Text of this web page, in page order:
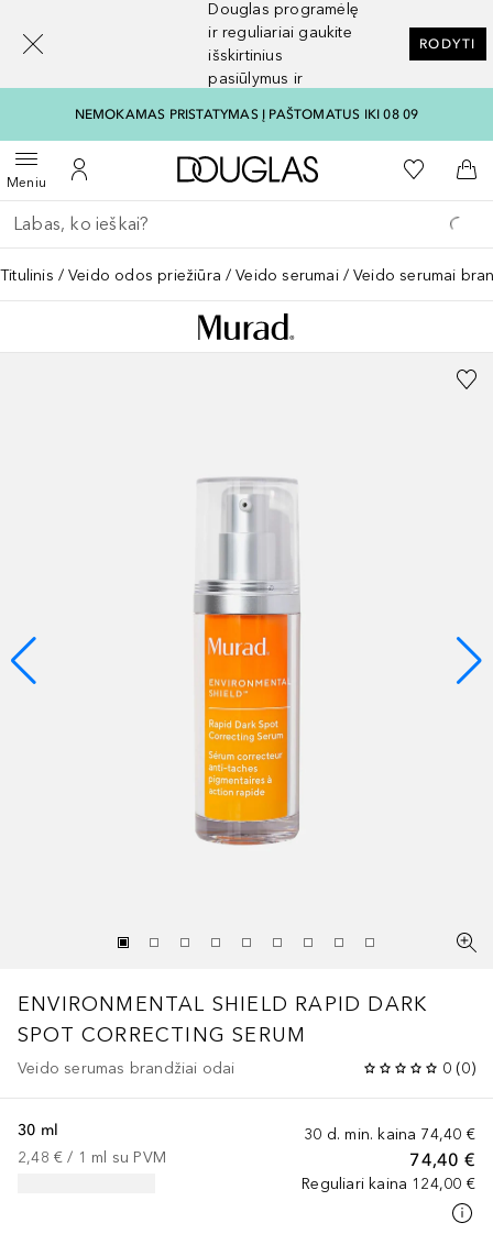
Douglas programėlę
ir reguliariai gaukite
išskirtinius
pasiūlymus ir
RODYTI
NEMOKAMAS PRISTATYMAS Į PAŠTOMATUS IKI 08 09
MeniuAtidaryti meniuĮ mano paskyrą
Į Douglas pagrindinį
Į mano
Į
Grįžk atgal
Vykdykite paiešką
Titulinis Veido odos priežiūra Veido serumai Veido serumai
ENVIRONMENTAL SHIELD RAPID DARK
SPOT CORRECTING SERUM
Veido serumas brandžiai odai 0 (0)
30 d. min. kaina 74,40 €
74,40 €
Reguliari kaina 124,00 €
30 ml
2,48 € / 1 ml su PVM
[navigation.slideout.screenreader]